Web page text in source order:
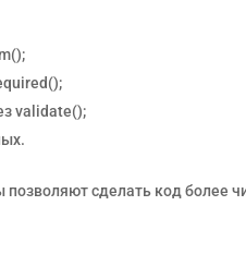
validate();
позволяют сделать код